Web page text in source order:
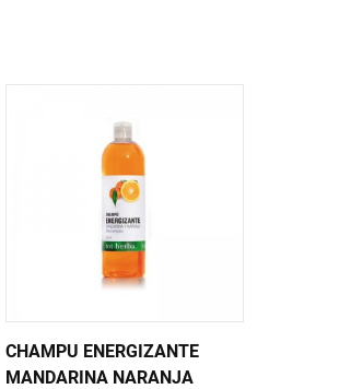
CHAMPU ENERGIZANTE
MANDARINA NARANJA